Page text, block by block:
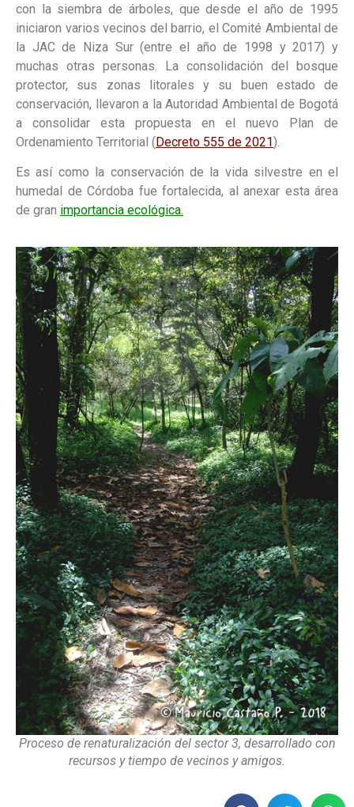
con la siembra de árboles, que desde el año de 1995
iniciaron varios vecinos del barrio, el Comité Ambiental de
la JAC de Niza Sur (entre el año de 1998 y 2017) y
muchas otras personas. La consolidación del bosque
protector, sus zonas litorales y su buen estado de
conservación, llevaron a la Autoridad Ambiental de Bogotá
a consolidar esta propuesta en el nuevo Plan de
Ordenamiento Territorial (Decreto 555 de 2021).
Es así como la conservación de la vida silvestre en el
humedal de Córdoba fue fortalecida, al anexar esta área
de gran importancia ecológica.
Proceso de renaturalización del sector 3, desarrollado con
recursos y tiempo de vecinos y amigos.